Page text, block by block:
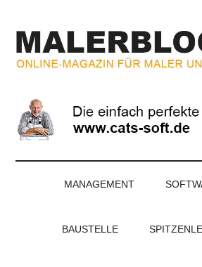
springen
secondary
menu
springen
springen
Magazin
für
Maler
und
MANAGEMENT
BAUSTELLE